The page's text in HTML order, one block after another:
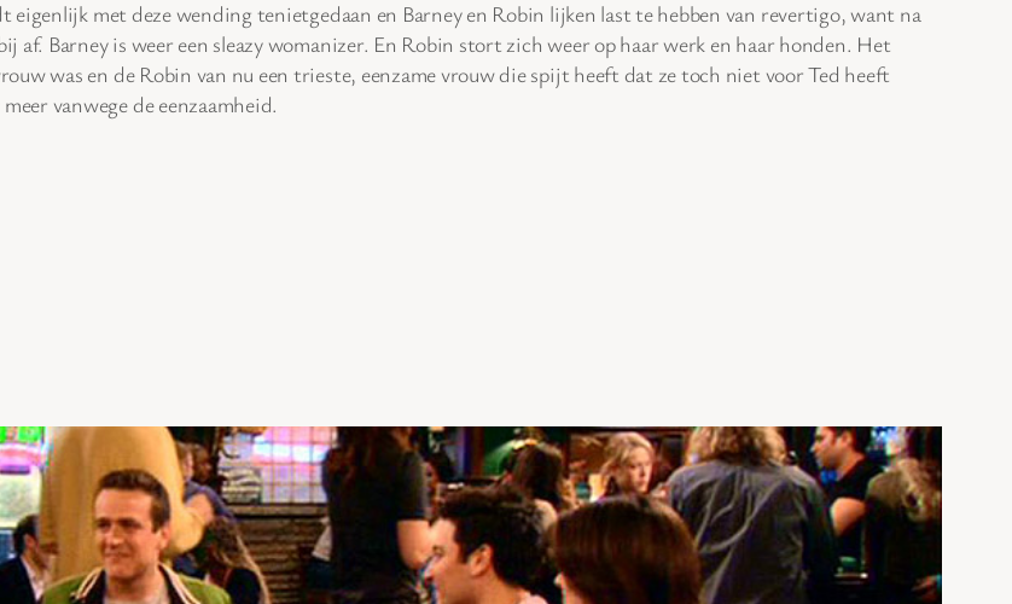
eigenlijk met deze wending tenietgedaan en Barney en Robin lijken last te hebben van revertigo, want na
af. Barney is weer een sleazy womanizer. En Robin stort zich weer op haar werk en haar honden. Het
was en de Robin van nu een trieste, eenzame vrouw die spijt heeft dat ze toch niet voor Ted heeft
vanwege de eenzaamheid.